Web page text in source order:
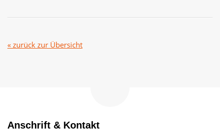
« zurück zur Übersicht
Anschrift & Kontakt